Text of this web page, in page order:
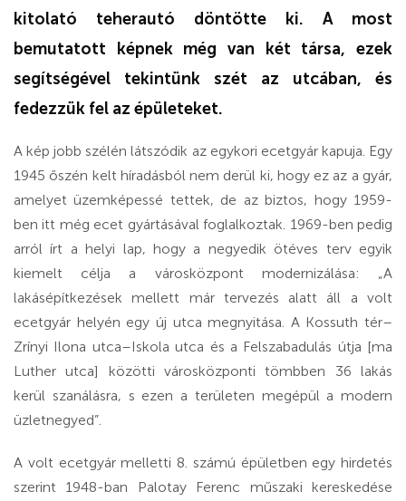
kitolató teherautó döntötte ki. A most
bemutatott képnek még van két társa, ezek
segítségével tekintünk szét az utcában, és
fedezzük fel az épületeket.
A kép jobb szélén látszódik az egykori ecetgyár kapuja. Egy
1945 őszén kelt híradásból nem derül ki, hogy ez az a gyár,
amelyet üzemképessé tettek, de az biztos, hogy 1959-
ben itt még ecet gyártásával foglalkoztak. 1969-ben pedig
arról írt a helyi lap, hogy a negyedik ötéves terv egyik
kiemelt célja a városközpont modernizálása: „A
lakásépítkezések mellett már tervezés alatt áll a volt
ecetgyár helyén egy új utca megnyitása. A Kossuth tér–
Zrínyi Ilona utca–Iskola utca és a Felszabadulás útja [ma
Luther utca] közötti városközponti tömbben 36 lakás
kerül szanálásra, s ezen a területen megépül a modern
üzletnegyed”.
A volt ecetgyár melletti 8. számú épületben egy hirdetés
szerint 1948-ban Palotay Ferenc műszaki kereskedése